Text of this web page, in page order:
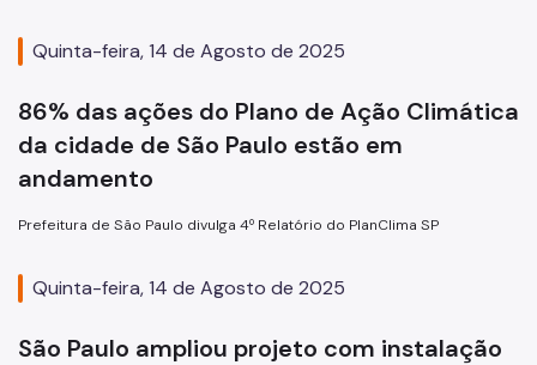
Quinta-feira, 14 de Agosto de 2025
86% das ações do Plano de Ação Climática
da cidade de São Paulo estão em
andamento
Prefeitura de São Paulo divulga 4º Relatório do PlanClima SP
Quinta-feira, 14 de Agosto de 2025
São Paulo ampliou projeto com instalação